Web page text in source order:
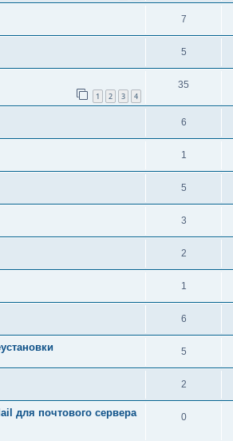
7
5
1 2 3 4
35
6
1
5
3
2
1
6
5
2
для почтового сервера
0